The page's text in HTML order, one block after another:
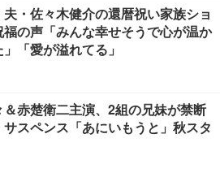
・佐々木健介の還暦祝い家族ショ
福の声「みんな幸せそうで心が温か
「愛が溢れてる」
赤楚衛二主演、2組の兄妹が禁断
スペンス「あにいもうと」秋スタ